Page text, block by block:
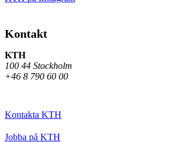
Kontakt
KTH
100 44 Stockholm
+46 8 790 60 00
Kontakta KTH
Jobba på KTH